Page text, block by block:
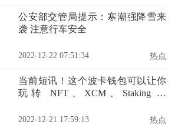
公安部交管局提示：寒潮强降雪来
袭 注意行车安全
2022-12-22 07:51:34 热点
当前短讯！这个波卡钱包可以让你
玩转 NFT、XCM、Staking 和
告
2022-12-21 17:59:13 热点